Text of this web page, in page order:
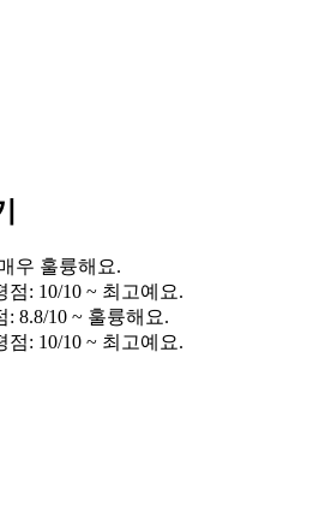
우 훌륭해요.
: 10/10 ~ 최고예요.
8.8/10 ~ 훌륭해요.
: 10/10 ~ 최고예요.